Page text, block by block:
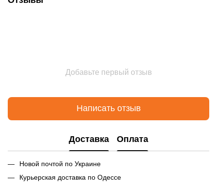
Добавьте первый отзыв
Написать отзыв
Доставка Оплата
Новой почтой по Украине
Курьерская доставка по Одессе